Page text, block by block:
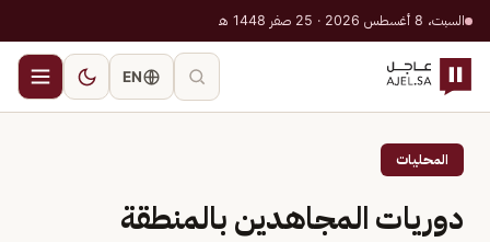
السبت، 8 أغسطس 2026 · 25 صفر 1448 هـ
EN
المحليات
دوريات المجاهدين بالمنطقة